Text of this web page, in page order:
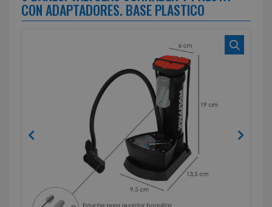
CON ADAPTADORES. BASE PLASTICO